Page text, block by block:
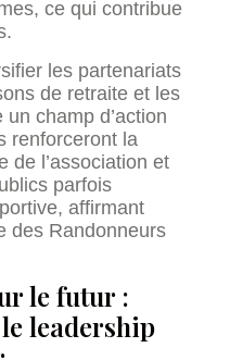
ce qui contribue
les partenariats
de retraite et les
champ d’action
renforceront la
de l’association et
parfois
affirmant
des Randonneurs
le futur :
leadership